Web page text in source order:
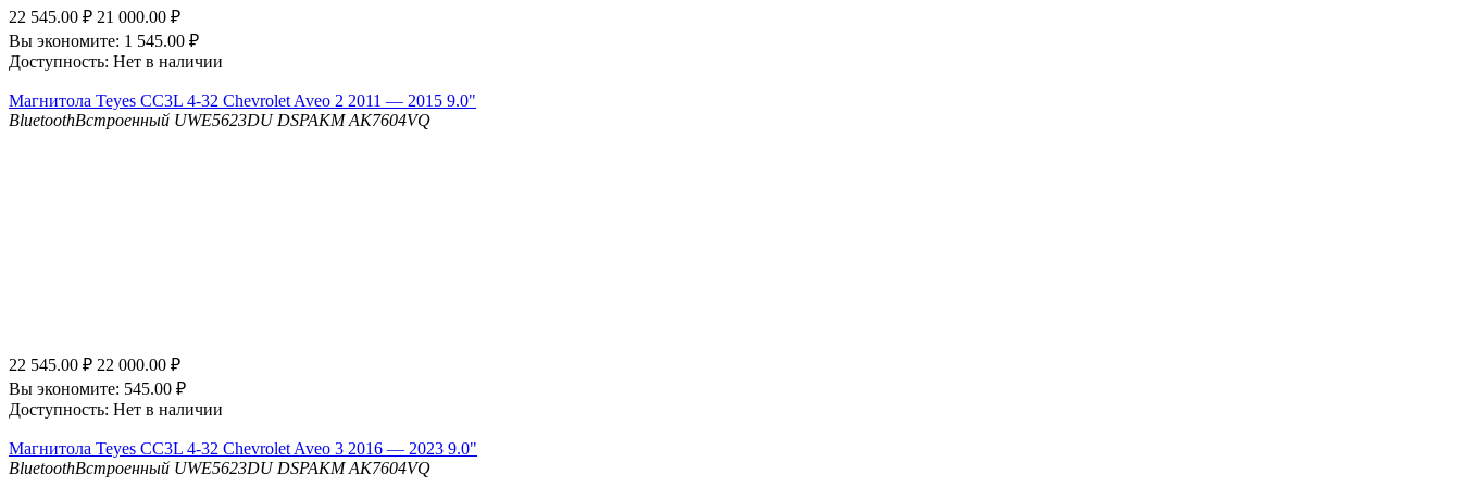
22 545.00 ₽ 21 000.00 ₽
Вы экономите: 1 545.00 ₽
Доступность: Нет в наличии
Магнитола Teyes CC3L 4-32 Chevrolet Aveo 2 2011 — 2015 9.0"
BluetoothВстроенный UWE5623DU DSPAKM AK7604VQ
22 545.00 ₽ 22 000.00 ₽
Вы экономите: 545.00 ₽
Доступность: Нет в наличии
Магнитола Teyes CC3L 4-32 Chevrolet Aveo 3 2016 — 2023 9.0"
BluetoothВстроенный UWE5623DU DSPAKM AK7604VQ